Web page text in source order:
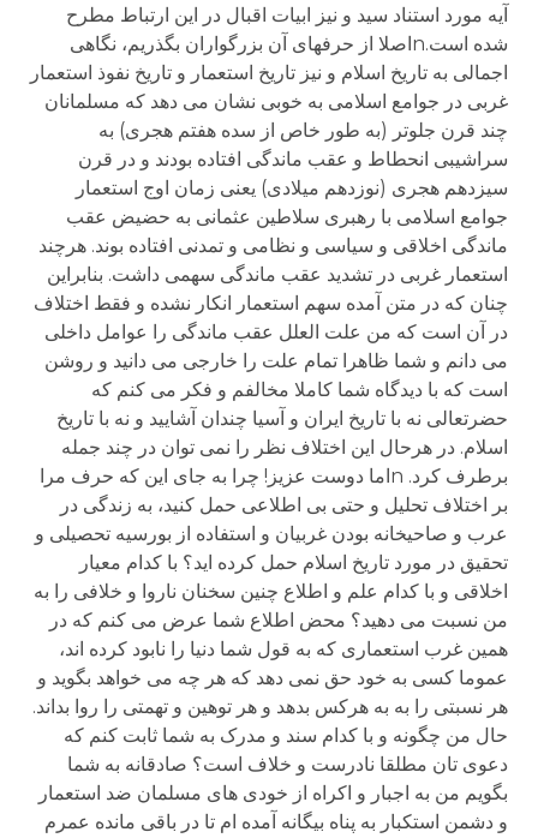
آیه مورد استناد سید و نیز ابیات اقبال در این ارتباط مطرح
شده است.nاصلا از حرفهای آن بزرگواران بگذریم، نگاهی
اجمالی به تاریخ اسلام و نیز تاریخ استعمار و تاریخ نفوذ استعمار
غربی در جوامع اسلامی به خوبی نشان می دهد که مسلمانان
چند قرن جلوتر (به طور خاص از سده هفتم هجری) به
سراشیبی انحطاط و عقب ماندگی افتاده بودند و در قرن
سیزدهم هجری (نوزدهم میلادی) یعنی زمان اوج استعمار
جوامع اسلامی با رهبری سلاطین عثمانی به حضیض عقب
ماندگی اخلاقی و سیاسی و نظامی و تمدنی افتاده بوند. هرچند
استعمار غربی در تشدید عقب ماندگی سهمی داشت. بنابراین
چنان که در متن آمده سهم استعمار انکار نشده و فقط اختلاف
در آن است که من علت العلل عقب ماندگی را عوامل داخلی
می دانم و شما ظاهرا تمام علت را خارجی می دانید و روشن
است که با دیدگاه شما کاملا مخالفم و فکر می کنم که
حضرتعالی نه با تاریخ ایران و آسیا چندان آشایید و نه با تاریخ
اسلام. در هرحال این اختلاف نظر را نمی توان در چند جمله
برطرف کرد. nاما دوست عزیز! چرا به جای این که حرف مرا
بر اختلاف تحلیل و حتی بی اطلاعی حمل کنید، به زندگی در
عرب و صاحیخانه بودن غربیان و استفاده از بورسیه تحصیلی و
تحقیق در مورد تاریخ اسلام حمل کرده اید؟ با کدام معیار
اخلاقی و با کدام علم و اطلاع چنین سخنان ناروا و خلافی را به
من نسبت می دهید؟ محض اطلاع شما عرض می کنم که در
همین غرب استعماری که به قول شما دنیا را نابود کرده اند،
عموما کسی به خود حق نمی دهد که هر چه می خواهد بگوید و
هر نسبتی را به به هرکس بدهد و هر توهین و تهمتی را روا بداند.
حال من چگونه و با کدام سند و مدرک به شما ثابت کنم که
دعوی تان مطلقا نادرست و خلاف است؟ صادقانه به شما
بگویم من به اجبار و اکراه از خودی های مسلمان ضد استعمار
و دشمن استکبار به پناه بیگانه آمده ام تا در باقی مانده عمرم